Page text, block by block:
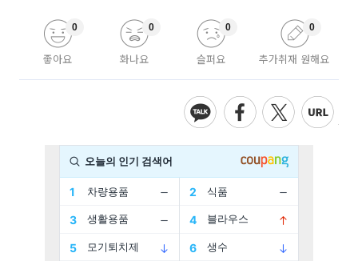
좋아요
0
화나요
0
슬퍼요
0
추가취재 원해요
0